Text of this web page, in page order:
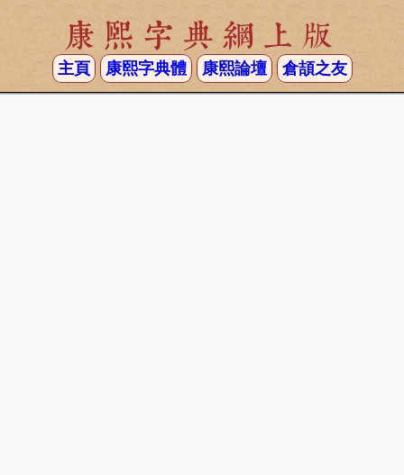
康熙字典網上版
主頁 康熙字典體 康熙論壇 倉頡之友